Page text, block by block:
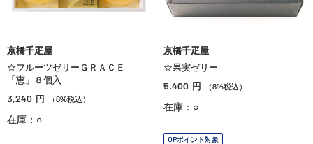
京橋千疋屋
☆フルーツゼリーＧＲＡＣＥ
「恵」８個入
3,240 円 （8%税込）
在庫：○
京橋千疋屋
☆果実ゼリー
5,400 円 （8%税込）
在庫：○
OPポイント対象